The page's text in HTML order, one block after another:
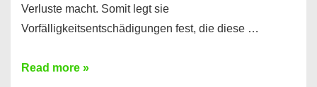
Verluste macht. Somit legt sie
Vorfälligkeitsentschädigungen fest, die diese …
Kredit
Read more »